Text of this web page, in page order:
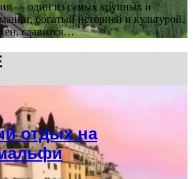
— один из самых крупных и
богатый историей и культурой.
славится…
отдых на